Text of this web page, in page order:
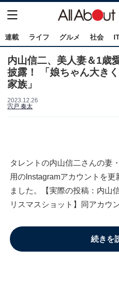
連載 ライフ グルメ 社会
内山信二、美人妻＆1歳
披露！ 「娘ちゃん大き
家族」
2023.12.26
宍戸 奏太
タレントの内山信二さんの妻
用のInstagramアカウントを
ました。【実際の投稿：内山
リスマスショット】同アカウ
続きを